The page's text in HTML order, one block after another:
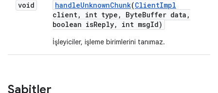
void handleUnknownChunk(ClientImpl
client, int type , ByteBuffer data ,
boolean isReply, int msgId)
İşleyiciler, işleme birimlerini tanımaz.
Sabitler